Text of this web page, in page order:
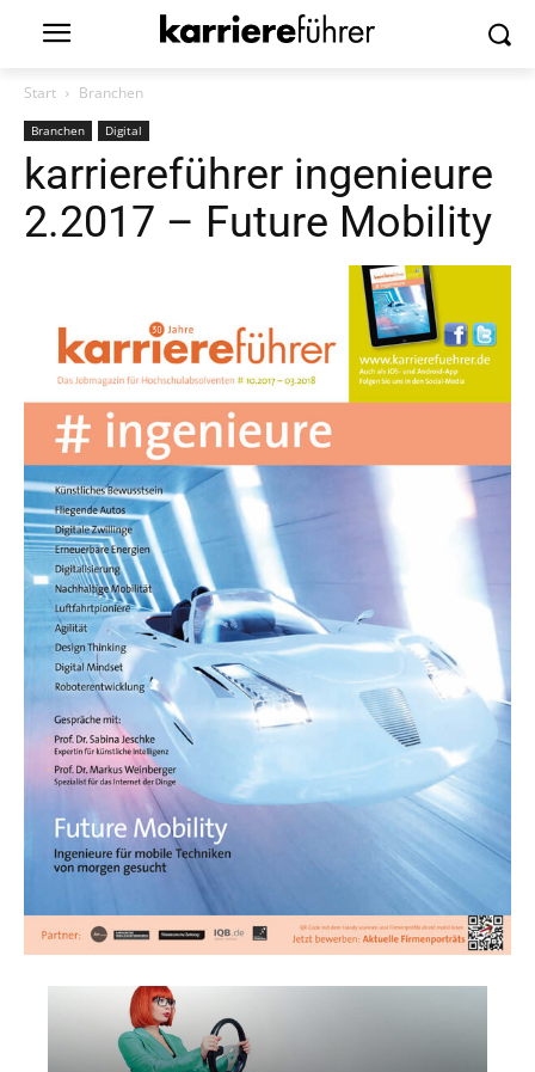
Start Branchen
Branchen Digital
karriereführer ingenieure
2.2017 – Future Mobility